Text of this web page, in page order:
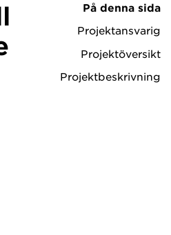
På denna sida
Projektansvarig
Projektöversikt
Projektbeskrivning